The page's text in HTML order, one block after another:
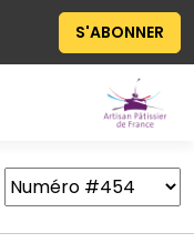
S'ABONNER